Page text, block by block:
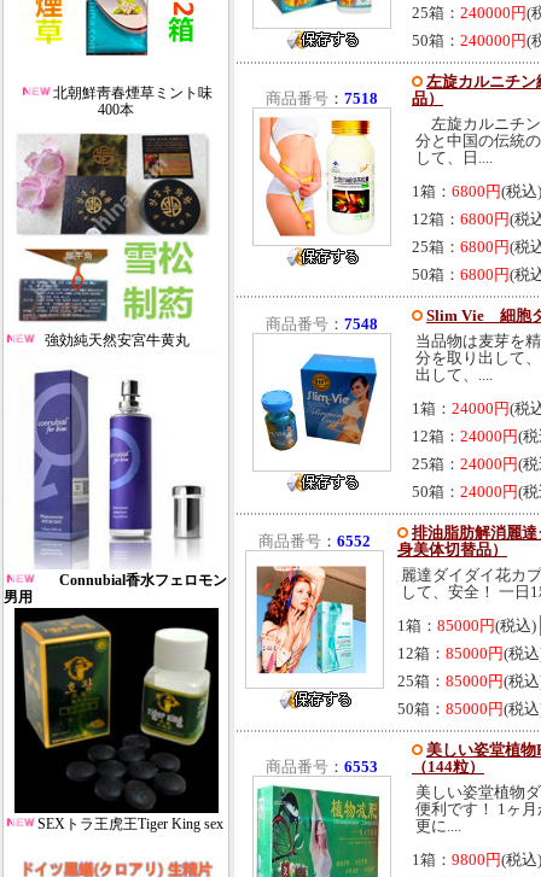
北朝鮮靑春煙草ミント味
400本
強効純天然安宮牛黄丸
Connubial香水フェロモン
男用
SEXトラ王虎王Tiger King sex
25箱： 240000円(
50箱： 240000円(
商品番号 ： 7518
左旋カルニチン
品）
左旋カルニチ
分と中国の伝統
して、日....
1箱： 6800円(税
12箱： 6800円(税
25箱： 6800円(税
50箱： 6800円(税
商品番号 ： 7548
Slim Vie 細胞
当品物は麦芽を
分を取り出して
出して、....
1箱： 24000円(税
12箱： 24000円(
25箱： 24000円(
50箱： 24000円(
商品番号 ： 6552
排油脂肪解消麗
身美体切替品）
麗達ダイダイ花カ
して、安全！ 一日
1箱： 85000円(税込)
12箱： 85000円(税
25箱： 85000円(税
50箱： 85000円(税
商品番号 ： 6553
美しい姿堂植物
（144粒）
美しい姿堂植物
便利です！ 1ヶ
更に....
1箱： 9800円(税